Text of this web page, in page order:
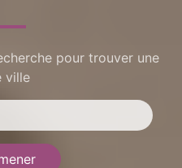
pour trouver une
ville